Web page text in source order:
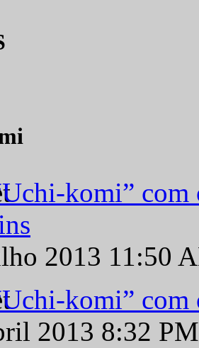
komi” com
2013 11:50
komi” com
2013 8:32